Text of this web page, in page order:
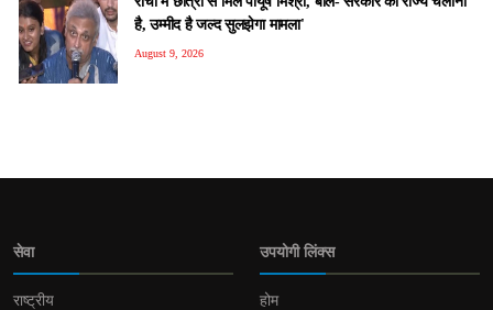
है, उम्मीद है जल्द सुलझेगा मामला'
August 9, 2026
सेवा
राष्ट्रीय
उपयोगी लिंक्स
होम